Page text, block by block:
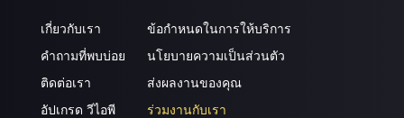
เกี่ยวกับเรา
คำถามที่พบบ่อย
ติดต่อเรา
อัปเกรด วีไอพี
ข้อกำหนดในการให้บริการ
นโยบายความเป็นส่วนตัว
ส่งผลงานของคุณ
ร่วมงานกับเรา